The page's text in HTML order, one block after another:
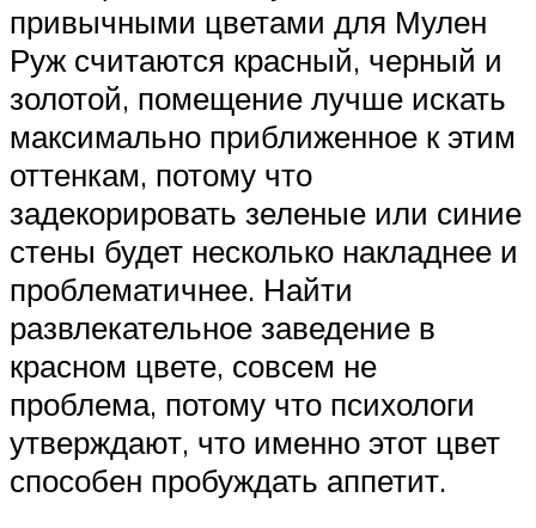
привычными цветами для Мулен
Руж считаются красный, черный и
золотой, помещение лучше искать
максимально приближенное к этим
оттенкам, потому что
задекорировать зеленые или синие
стены будет несколько накладнее и
проблематичнее. Найти
развлекательное заведение в
красном цвете, совсем не
проблема, потому что психологи
утверждают, что именно этот цвет
способен пробуждать аппетит.